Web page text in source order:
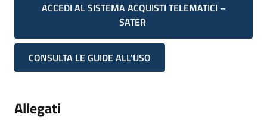
ACCEDI AL SISTEMA ACQUISTI TELEMATICI –
SATER
CONSULTA LE GUIDE ALL'USO
Allegati